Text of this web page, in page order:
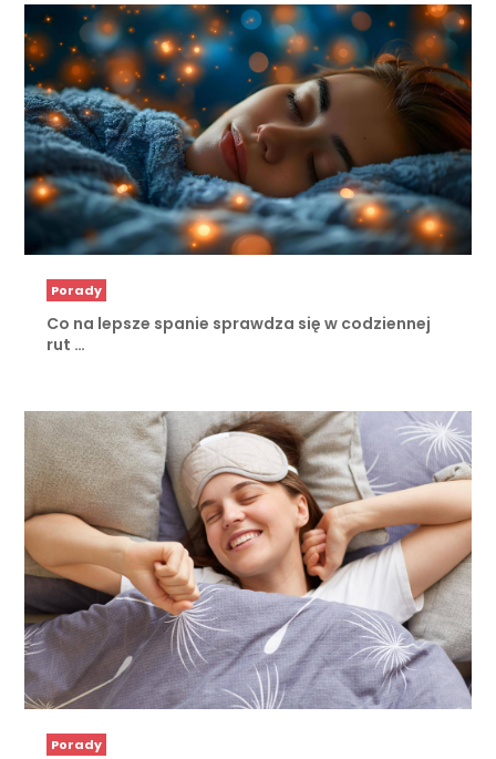
Porady
Co na lepsze spanie sprawdza się w codziennej
rut …
Porady